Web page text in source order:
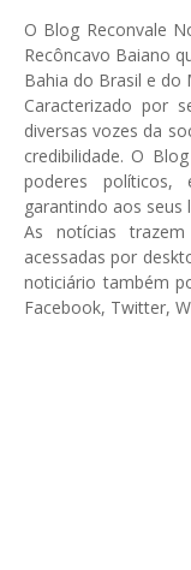
O Blog Reconvale
Recôncavo Baiano
Bahia do Brasil e do
Caracterizado por
diversas vozes da
credibilidade. O
poderes políticos,
garantindo aos seus
As notícias
acessadas por
noticiário também
Facebook, Twitter,